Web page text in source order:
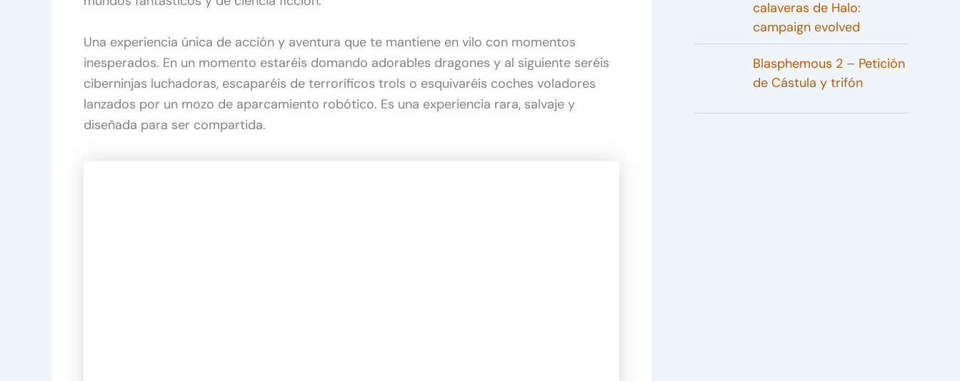
Una experiencia única de acción y aventura que te mantiene en vilo con momentos
inesperados. En un momento estaréis domando adorables dragones y al siguiente seréis
ciberninjas luchadoras, escaparéis de terroríficos trols o esquivaréis coches voladores
lanzados por un mozo de aparcamiento robótico. Es una experiencia rara, salvaje y
diseñada para ser compartida.
calaveras de Halo:
campaign evolved
Blasphemous 2 – Petición
de Cástula y trifón